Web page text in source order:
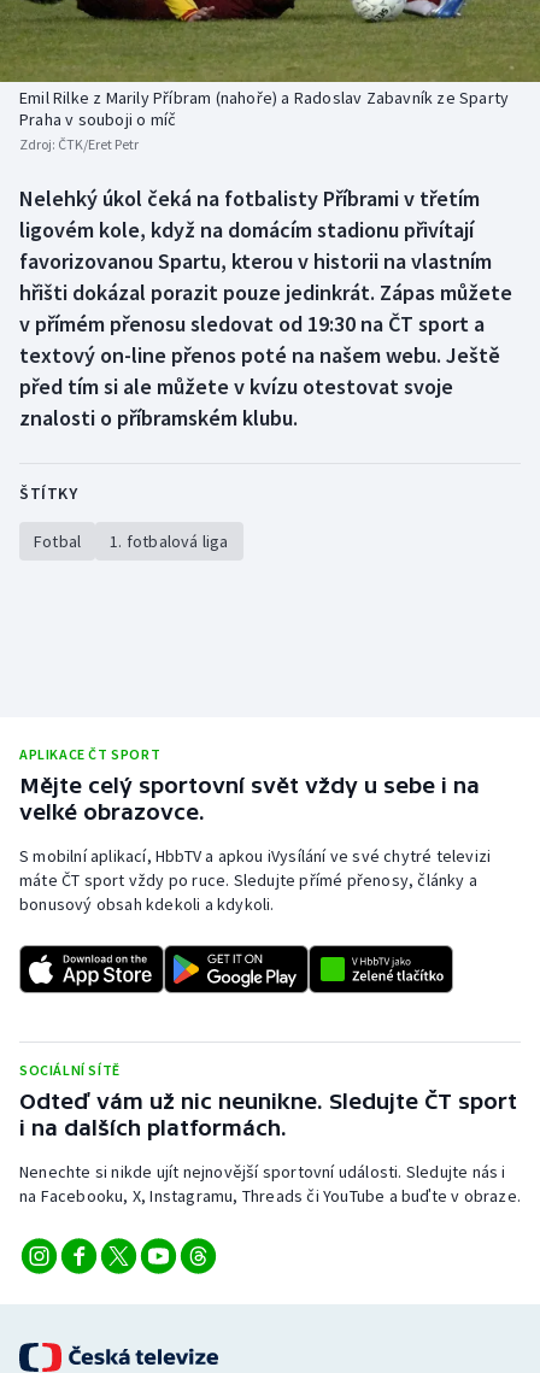
Baseball a softbal
Basketbal
Biatlon
Boby a skeleton
Box
Curling
Dostihy
Florbal
Futsal
Golf
Krasobruslení
Lezení
Lyže a snowboard
Moderní pětiboj
Motorsport
Olympijské hry
Parasport
Plavání
Ragby
Soutěže
Historické návraty
Aplikace ČT sport
AZ kvíz
Emil Rilke z Marily Příbram (nahoře) a Radoslav Zabavník ze Sparty
Praha v souboji o míč
Zdroj: ČTK/Eret Petr
Nelehký úkol čeká na fotbalisty Příbrami v třetím
ligovém kole, když na domácím stadionu přivítají
favorizovanou Spartu, kterou v historii na vlastním
hřišti dokázal porazit pouze jedinkrát. Zápas můžete
v přímém přenosu sledovat od 19:30 na ČT sport a
textový on-line přenos poté na našem webu. Ještě
před tím si ale můžete v kvízu otestovat svoje
znalosti o příbramském klubu.
ŠTÍTKY
Fotbal 1. fotbalová liga
APLIKACE ČT SPORT
Mějte celý sportovní svět vždy u sebe i na
velké obrazovce.
S mobilní aplikací, HbbTV a apkou iVysílání ve své chytré televizi
máte ČT sport vždy po ruce. Sledujte přímé přenosy, články a
bonusový obsah kdekoli a kdykoli.
SOCIÁLNÍ SÍTĚ
Odteď vám už nic neunikne. Sledujte ČT sport
i na dalších platformách.
Nenechte si nikde ujít nejnovější sportovní události. Sledujte nás i
na Facebooku, X, Instagramu, Threads či YouTube a buďte v obraze.